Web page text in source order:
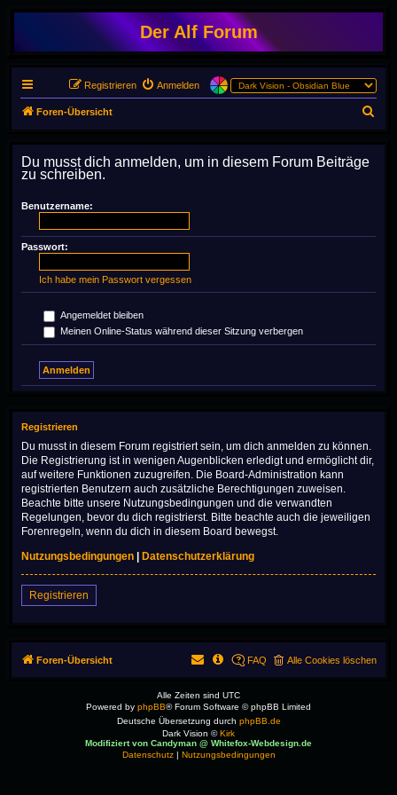
Der Alf Forum
Anmelden
Registrieren
Foren-Übersicht
u
Du musst dich anmelden, um in diesem Forum Beiträge
zu schreiben.
Benutzername:
Passwort:
Ich habe mein Passwort vergessen
Angemeldet bleiben
Meinen Online-Status während dieser Sitzung verbergen
Registrieren
Du musst in diesem Forum registriert sein, um dich anmelden zu können.
Die Registrierung ist in wenigen Augenblicken erledigt und ermöglicht dir,
auf weitere Funktionen zuzugreifen. Die Board-Administration kann
registrierten Benutzern auch zusätzliche Berechtigungen zuweisen.
Beachte bitte unsere Nutzungsbedingungen und die verwandten
Regelungen, bevor du dich registrierst. Bitte beachte auch die jeweiligen
Forenregeln, wenn du dich in diesem Board bewegst.
Nutzungsbedingungen
Datenschutzerklärung
Registrieren
Foren-Übersicht Alle Cookies löschen
FAQ
Alle Zeiten sind UTC
Powered by phpBB® Forum Software © phpBB Limited
Deutsche Übersetzung durch phpBB.de
Dark Vision ©Kirk
Modifiziert von Candyman @ Whitefox-Webdesign.de
Datenschutz| Nutzungsbedingungen